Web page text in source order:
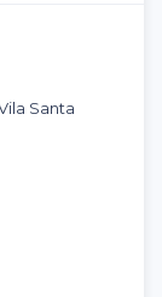
Santa